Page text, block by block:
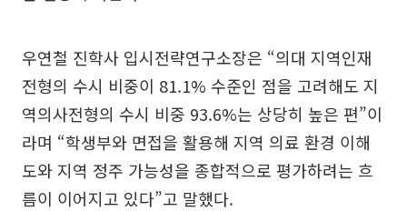
우연철 진학사 입시전략연구소장은 “의대 지역인재
전형의 수시 비중이 81.1% 수준인 점을 고려해도 지
역의사전형의 수시 비중 93.6%는 상당히 높은 편”이
라며 “학생부와 면접을 활용해 지역 의료 환경 이해
도와 지역 정주 가능성을 종합적으로 평가하려는 흐
름이 이어지고 있다”고 말했다.